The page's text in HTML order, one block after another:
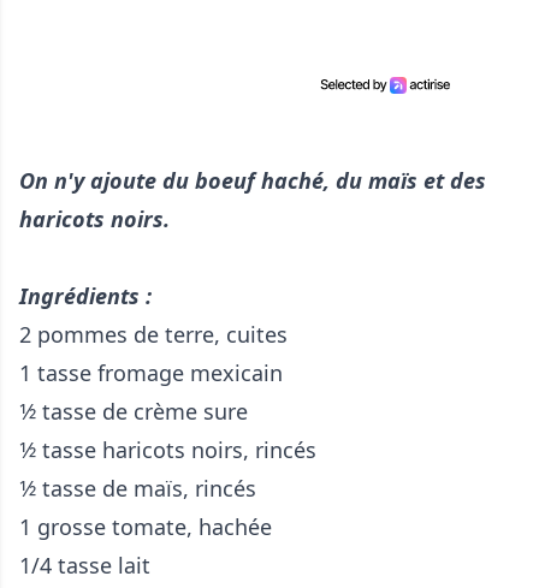
On n'y ajoute du boeuf haché, du maïs et des
haricots noirs.
Ingrédients :
2 pommes de terre, cuites
1 tasse fromage mexicain
1⁄2 tasse de crème sure
1⁄2 tasse haricots noirs, rincés
1⁄2 tasse de maïs, rincés
1 grosse tomate, hachée
1/4 tasse lait